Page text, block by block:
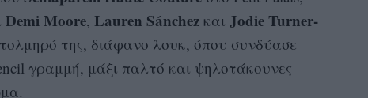
Demi Moore, Lauren Sánchezκαι Jodie Turner-
της, διάφανο λουκ, όπου συνδύασε
γραμμή, μάξι παλτό και ψηλοτάκουνες